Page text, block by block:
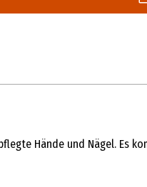
Hände und Nägel. Es